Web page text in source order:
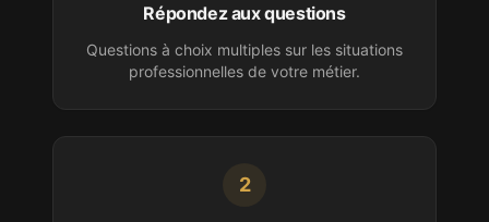
Répondez aux questions
Questions à choix multiples sur les situations
professionnelles de votre métier.
2